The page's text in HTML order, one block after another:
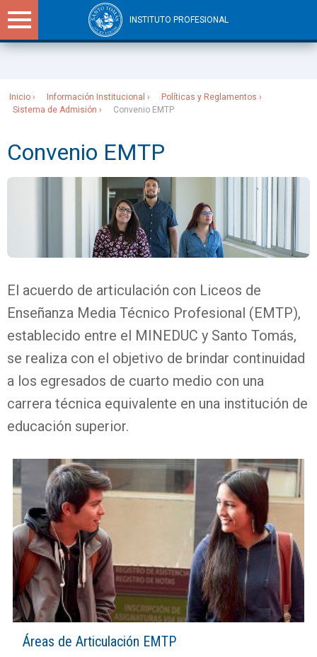
INSTITUTO PROFESIONAL
Inicio Información Institucional
Políticas y Reglamentos​
Sistema de Admisión
Convenio EMTP
Convenio EMTP
El acuerdo de articulación con Liceos de
Enseñanza Media Técnico Profesional (EMTP),
establecido entre el MINEDUC y Santo Tomás,
se realiza con el objetivo de brindar continuidad
a los egresados de cuarto medio con una
carrera técnica equivalente en una institución de
educación superior.
Áreas de Articulación EMTP